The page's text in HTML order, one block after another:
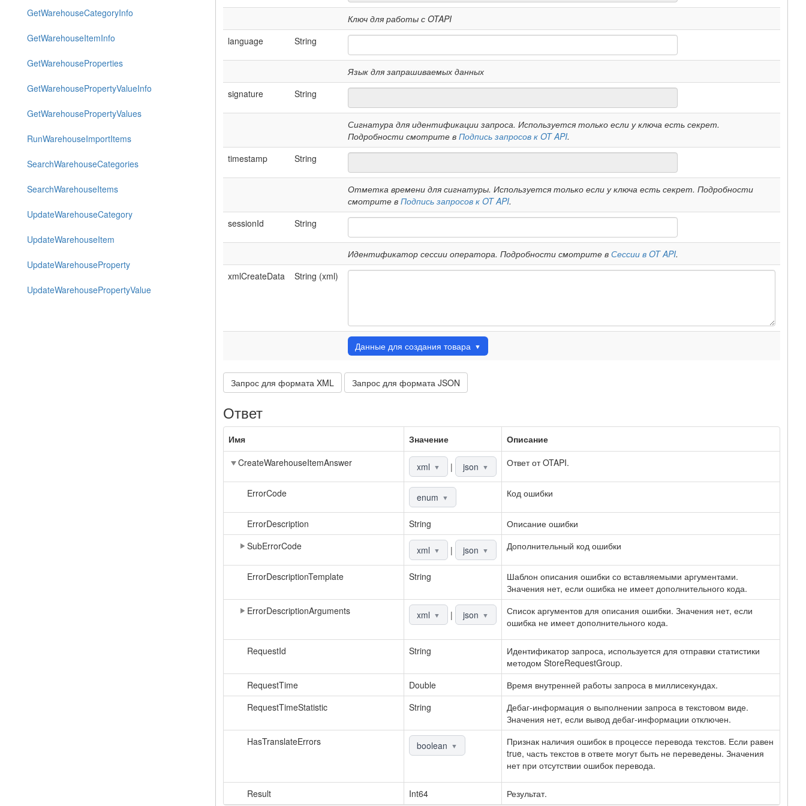
GetWarehouseCategoryInfo
GetWarehouseItemInfo
GetWarehouseProperties
GetWarehousePropertyValueInfo
GetWarehousePropertyValues
RunWarehouseImportItems
SearchWarehouseCategories
SearchWarehouseItems
UpdateWarehouseCategory
UpdateWarehouseItem
UpdateWarehouseProperty
UpdateWarehousePropertyValue
Ключ для работы с OTAPI
language
String
Язык для запрашиваемых данных
signature
String
Сигнатура для идентификации запроса. Используется только если у ключа есть секрет.
Подробности смотрите в Подпись запросов к OT API.
timestamp
String
Отметка времени для сигнатуры. Используется только если у ключа есть секрет. Подробности
смотрите в Подпись запросов к OT API.
sessionId
String
Идентификатор сессии оператора. Подробности смотрите в Сессии в OT API.
xmlCreateData
String (xml)
Данные для создания товара ▼
Запрос для формата XML Запрос для формата JSON
Ответ
Имя Значение
Описание
CreateWarehouseItemAnswer
xml ▼ | json ▼ Ответ от OTAPI.
ErrorCode enum ▼ Код ошибки
ErrorDescription String
Описание ошибки
SubErrorCode
xml ▼ | json ▼ Дополнительный код ошибки
ErrorDescriptionTemplate String
Шаблон описания ошибки со вставляемыми аргументами.
Значения нет, если ошибка не имеет дополнительного кода.
ErrorDescriptionArguments
xml ▼ | json ▼
Список аргументов для описания ошибки. Значения нет, если
ошибка не имеет дополнительного кода.
RequestId String
Идентификатор запроса, используется для отправки статистики
методом StoreRequestGroup.
RequestTime
Double
Время внутренней работы запроса в миллисекундах.
RequestTimeStatistic
String
Дебаг-информация о выполнении запроса в текстовом виде.
Значения нет, если вывод дебаг-информации отключен.
HasTranslateErrors
boolean ▼
Признак наличия ошибок в процессе перевода текстов. Если равен
true, часть текстов в ответе могут быть не переведены. Значения
нет при отсутствии ошибок перевода.
Result Int64 Результат.